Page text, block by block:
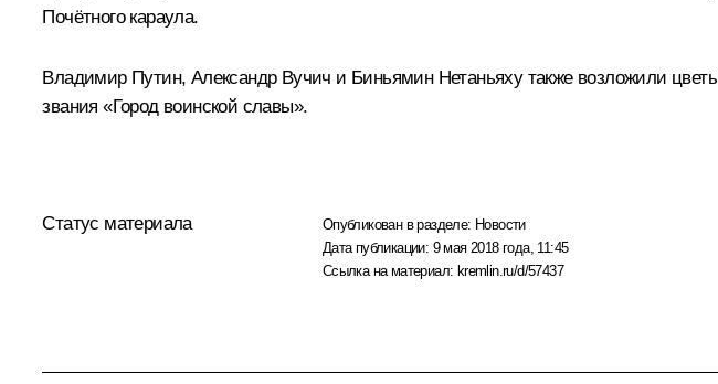
Почётного караула.
Владимир Путин, Александр Вучич и Биньямин Нетаньяху также возложили
звания «Город воинской славы».
Статус материала Опубликован в разделе: Новости
Дата публикации: 9 мая 2018 года, 11:45
Ссылка на материал: kremlin.ru/d/57437